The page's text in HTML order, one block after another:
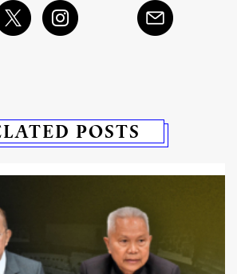
POSTS